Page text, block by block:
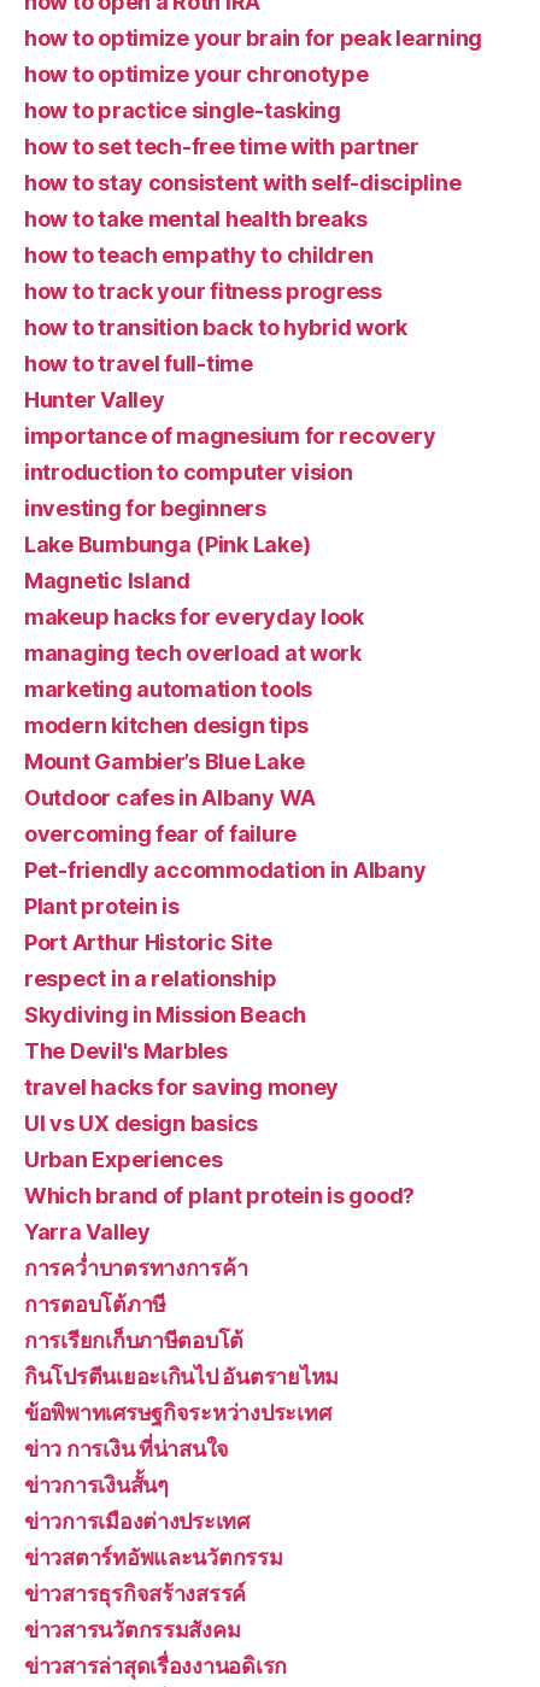
how to optimize your brain for peak learning
how to optimize your chronotype
how to practice single-tasking
how to set tech-free time with partner
how to stay consistent with self-discipline
how to take mental health breaks
how to teach empathy to children
how to track your fitness progress
how to transition back to hybrid work
how to travel full-time
Hunter Valley
importance of magnesium for recovery
introduction to computer vision
investing for beginners
Lake Bumbunga (Pink Lake)
Magnetic Island
makeup hacks for everyday look
managing tech overload at work
marketing automation tools
modern kitchen design tips
Mount Gambier’s Blue Lake
Outdoor cafes in Albany WA
overcoming fear of failure
Pet-friendly accommodation in Albany
Plant protein is
Port Arthur Historic Site
respect in a relationship
Skydiving in Mission Beach
The Devil's Marbles
travel hacks for saving money
UI vs UX design basics
Urban Experiences
Which brand of plant protein is good?
Yarra Valley
การคว่ำบาตรทางการค้า
การตอบโต้ภาษี
การเรียกเก็บภาษีตอบโต้
กินโปรตีนเยอะเกินไป อันตรายไหม
ข้อพิพาทเศรษฐกิจระหว่างประเทศ
ข่าว การเงิน ที่น่าสนใจ
ข่าวการเงินสั้นๆ
ข่าวการเมืองต่างประเทศ
ข่าวสตาร์ทอัพและนวัตกรรม
ข่าวสารธุรกิจสร้างสรรค์
ข่าวสารนวัตกรรมสังคม
ข่าวสารล่าสุดเรื่องงานอดิเรก